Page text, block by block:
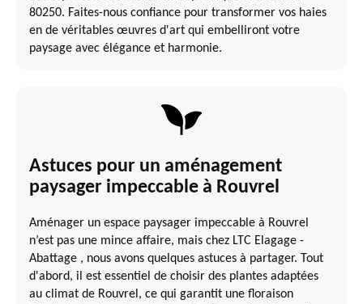
80250. Faites-nous confiance pour transformer vos haies
en de véritables œuvres d'art qui embelliront votre
paysage avec élégance et harmonie.
Astuces pour un aménagement
paysager impeccable à Rouvrel
Aménager un espace paysager impeccable à Rouvrel
n’est pas une mince affaire, mais chez LTC Elagage -
Abattage , nous avons quelques astuces à partager. Tout
d'abord, il est essentiel de choisir des plantes adaptées
au climat de Rouvrel, ce qui garantit une floraison